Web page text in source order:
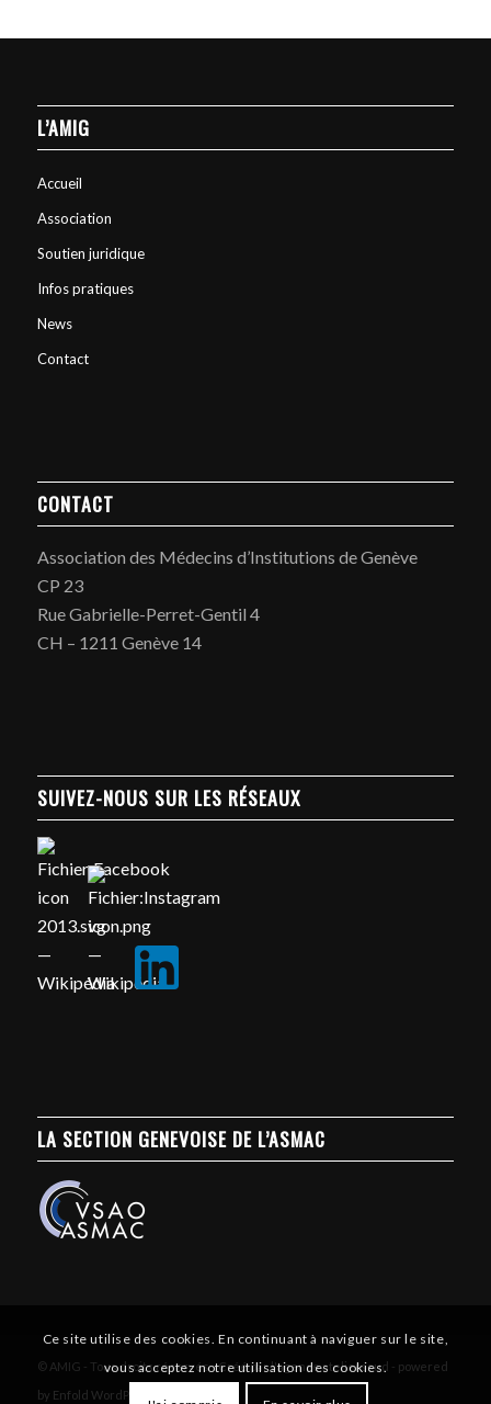
L’AMIG
Accueil
Association
Soutien juridique
Infos pratiques
News
Contact
CONTACT
Association des Médecins d’Institutions de Genève
CP 23
Rue Gabrielle-Perret-Gentil 4
CH – 1211 Genève 14
SUIVEZ-NOUS SUR LES RÉSEAUX
LA SECTION GENEVOISE DE L’ASMAC
© AMIG - Tous droits réservés - Créé par l'agence atelierssud - powered
by Enfold WordPress Theme
Ce site utilise des cookies. En continuant à naviguer sur le site,
vous acceptez notre utilisation des cookies.